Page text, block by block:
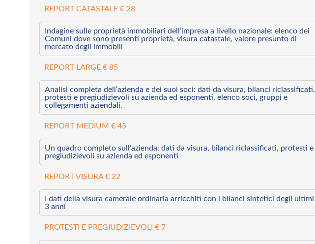
REPORT CATASTALE € 28
Indagine sulle proprietà immobiliari dell’impresa a livello nazionale: elenco dei
Comuni dove sono presenti proprietà, visura catastale, valore presunto di
mercato degli immobili
REPORT LARGE € 85
Analisi completa dell’azienda e dei suoi soci: dati da visura, bilanci riclassificati,
protesti e pregiudizievoli su azienda ed esponenti, elenco soci, gruppi e
collegamenti aziendali.
REPORT MEDIUM € 45
Un quadro completo sull’azienda: dati da visura, bilanci riclassificati, protesti e
pregiudizievoli su azienda ed esponenti
REPORT VISURA € 22
I dati della visura camerale ordinaria arricchiti con i bilanci sintetici degli ultimi
3 anni
PROTESTI E PREGIUDIZIEVOLI € 7